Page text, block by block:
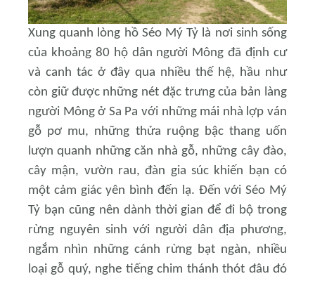
Xung quanh lòng hồ Séo Mý Tỷ là nơi sinh sống
của khoảng 80 hộ dân người Mông đã định cư
và canh tác ở đây qua nhiều thế hệ, hầu như
còn giữ được những nét đặc trưng của bản làng
người Mông ở Sa Pa với những mái nhà lợp ván
gỗ pơ mu, những thửa ruộng bậc thang uốn
lượn quanh những căn nhà gỗ, những cây đào,
cây mận, vườn rau, đàn gia súc khiến bạn có
một cảm giác yên bình đến lạ. Đến với Séo Mý
Tỷ bạn cũng nên dành thời gian để đi bộ trong
rừng nguyên sinh với người dân địa phương,
ngắm nhìn những cánh rừng bạt ngàn, nhiều
loại gỗ quý, nghe tiếng chim thánh thót đâu đó